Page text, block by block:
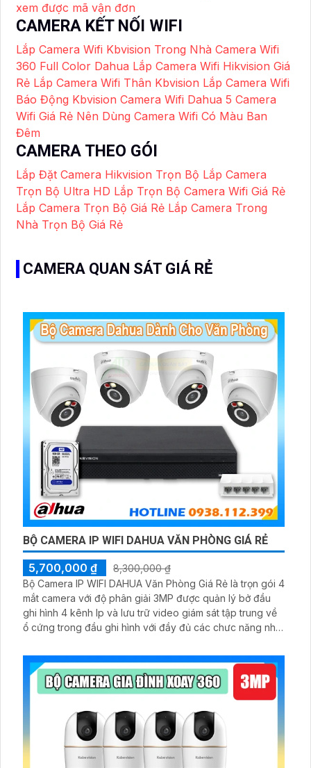
xem được mã vận đơn
CAMERA KẾT NỐI WIFI
Lắp Camera Wifi Kbvision Trong Nhà Camera Wifi
360 Full Color Dahua Lắp Camera Wifi Hikvision Giá
Rẻ Lắp Camera Wifi Thân Kbvision Lắp Camera Wifi
Báo Động Kbvision Camera Wifi Dahua 5 Camera
Wifi Giá Rẻ Nên Dùng Camera Wifi Có Màu Ban
Đêm
CAMERA THEO GÓI
Lắp Đặt Camera Hikvision Trọn Bộ Lắp Camera
Trọn Bộ Ultra HD Lắp Trọn Bộ Camera Wifi Giá Rẻ
Lắp Camera Trọn Bộ Giá Rẻ Lắp Camera Trong
Nhà Trọn Bộ Giá Rẻ
CAMERA QUAN SÁT GIÁ RẺ
BỘ CAMERA IP WIFI DAHUA VĂN PHÒNG GIÁ RẺ
5,700,000 ₫
8,300,000 ₫
Bộ Camera IP WIFI DAHUA Văn Phòng Giá Rẻ là trọn gói 4
mắt camera với độ phân giải 3MP được quản lý bở đầu
ghi hình 4 kênh Ip và lưu trữ video giám sát tập trung về
ổ cứng trong đầu ghi hình với đầy đủ các chưc năng như
giám sát có màu vào ban đêm